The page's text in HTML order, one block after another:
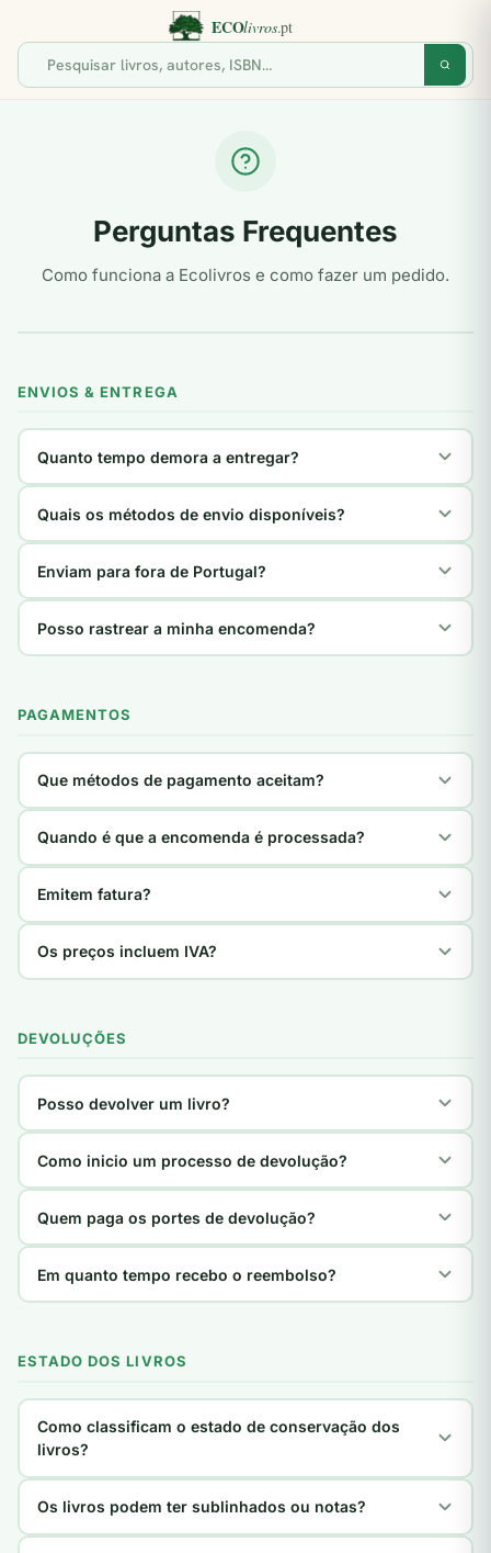
Perguntas Frequentes
Como funciona a Ecolivros e como fazer um pedido.
ENVIOS & ENTREGA
Quanto tempo demora a entregar?
Quais os métodos de envio disponíveis?
Enviam para fora de Portugal?
Posso rastrear a minha encomenda?
PAGAMENTOS
Que métodos de pagamento aceitam?
Quando é que a encomenda é processada?
Emitem fatura?
Os preços incluem IVA?
DEVOLUÇÕES
Posso devolver um livro?
Como inicio um processo de devolução?
Quem paga os portes de devolução?
Em quanto tempo recebo o reembolso?
ESTADO DOS LIVROS
Como classificam o estado de conservação dos
livros?
Os livros podem ter sublinhados ou notas?